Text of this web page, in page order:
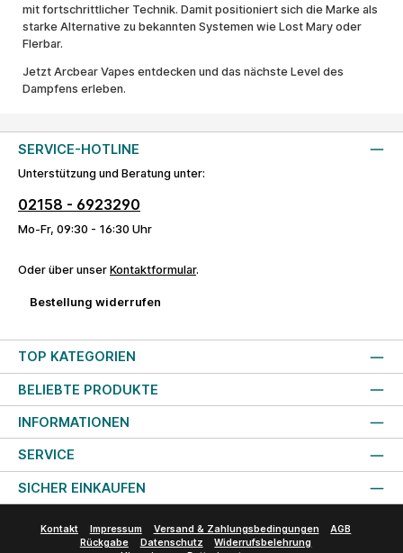
mit fortschrittlicher Technik. Damit positioniert sich die Marke als
starke Alternative zu bekannten Systemen wie Lost Mary oder
Flerbar.
Jetzt Arcbear Vapes entdecken und das nächste Level des
Dampfens erleben.
SERVICE-HOTLINE
Unterstützung und Beratung unter:
02158 - 6923290
Mo-Fr, 09:30 - 16:30 Uhr
Oder über unser Kontaktformular.
Bestellung widerrufen
TOP KATEGORIEN
BELIEBTE PRODUKTE
INFORMATIONEN
SERVICE
SICHER EINKAUFEN
Kontakt Impressum Versand & Zahlungsbedingungen
AGB
Rückgabe
Datenschutz
Widerrufsbelehrung